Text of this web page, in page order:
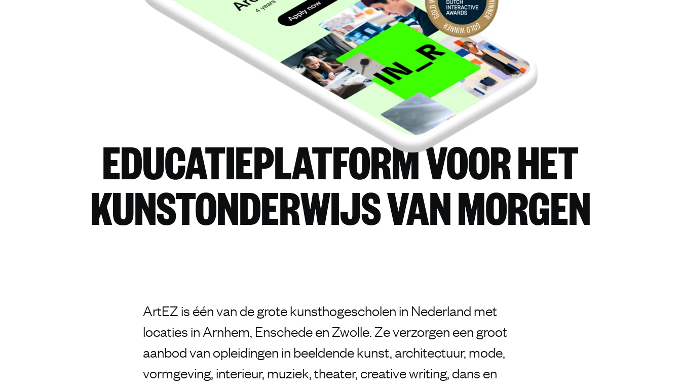
EDUCATIEPLATFORM VOOR HET
KUNSTONDERWIJS VAN MORGEN
ArtEZ is één van de grote kunsthogescholen in Nederland met
locaties in Arnhem, Enschede en Zwolle. Ze verzorgen een groot
aanbod van opleidingen in beeldende kunst, architectuur, mode,
vormgeving, interieur, muziek, theater, creative writing, dans en